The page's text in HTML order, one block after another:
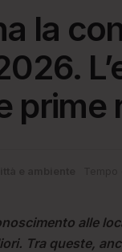
la
prime
alle
Tra queste,